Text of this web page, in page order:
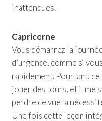
inattendues.
Capricorne
Vous démarrez la
d’urgence, comme si
rapidement. Pourtant,
jouer des tours, et il me
perdre de vue la
Une fois cette leçon